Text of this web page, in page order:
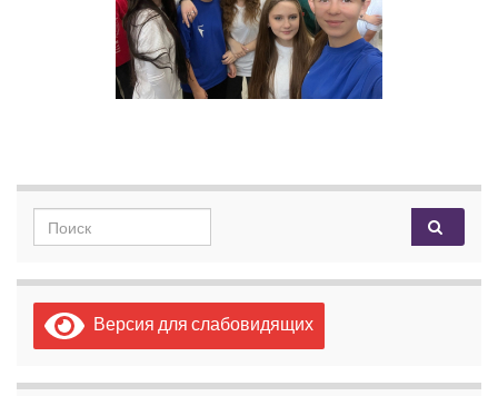
Search for:
Версия для слабовидящих